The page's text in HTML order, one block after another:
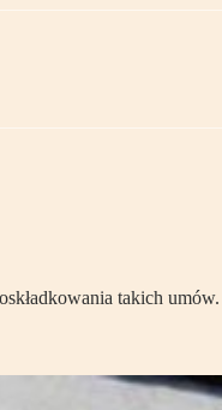
takich umów.